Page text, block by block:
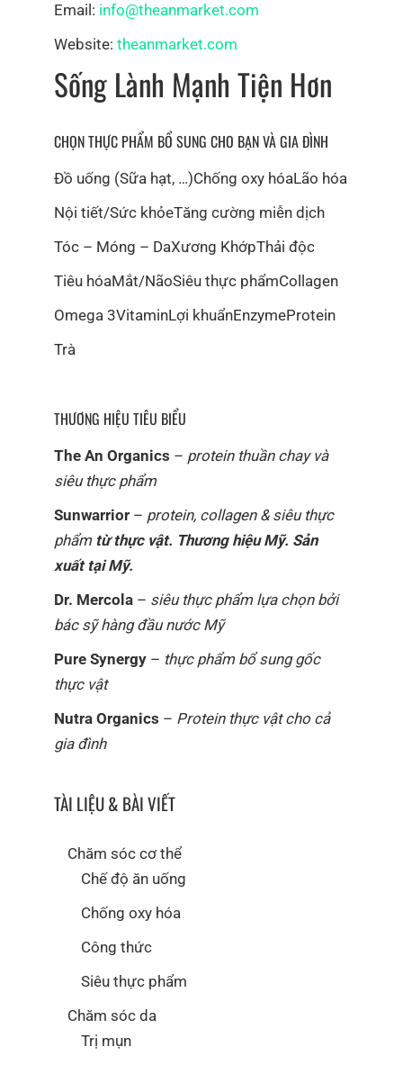
CHÚNG TÔI KHÔNG CHỈ QUAN TÂM ĐẾN LỢI
IMPACT – 1% FOR THE PEOPLE & FOR THE PLANET
Chúng tôi dành 1% doanh thu từ các sản phẩm mang
thương hiệu của chúng tôi để đầu tư vào các dự án
viên. Đây là cách chúng tôi góp phần xây dựng một xã
hội công bằng, bền vững. Hãy theo dõi các dự án của
chúng tôitại đây
KIỂM SOÁT QUÁ TRÌNH SẢN XUẤT
Chúng tôi sở hữu hệ thống sản xuất đạt tiêu chuẩn ISO
22000, HACCP, GMO tại Hà Nội, Việt Nam
trong cơ sở mà chúng tôi kiểm soát.
Email: info@theanmarket.com
Website: theanmarket.com
Sống Lành Mạnh Tiện Hơn
CHỌN THỰC PHẨM BỔ SUNG CHO BẠN VÀ GIA ĐÌNH
Đồ uống (Sữa hạt, …)Chống oxy hóaLão hóa
Nội tiết/Sức khỏeTăng cường miễn dịch
Tóc – Móng – DaXương KhớpThải độc
Tiêu hóaMắt/NãoSiêu thực phẩmCollagen
Omega 3VitaminLợi khuẩnEnzymeProtein
Trà
THƯƠNG HIỆU TIÊU BIỂU
The An Organics – protein thuần chay và
siêu thực phẩm
Sunwarrior – protein, collagen & siêu thực
phẩm từ thực vật. Thương hiệu Mỹ. Sản
xuất tại Mỹ.
Dr. Mercola – siêu thực phẩm lựa chọn bởi
bác sỹ hàng đầu nước Mỹ
Pure Synergy – thực phẩm bổ sung gốc
thực vật
Nutra Organics – Protein thực vật cho cả
gia đình
TÀI LIỆU & BÀI VIẾT
Chăm sóc cơ thể
Chế độ ăn uống
Chống oxy hóa
Công thức
Siêu thực phẩm
Chăm sóc da
Trị mụn